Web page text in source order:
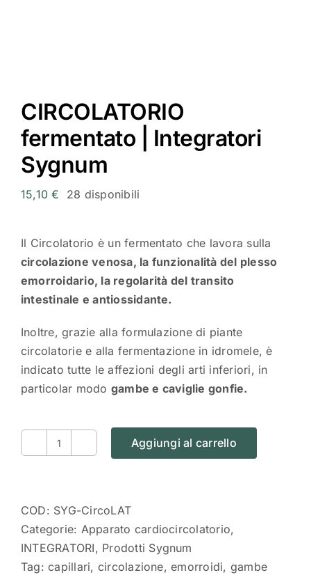
CIRCOLATORIO
fermentato | Integratori
Sygnum
15,10€ 28 disponibili
Il Circolatorio è un fermentato che lavora sulla
circolazione venosa, la funzionalità del plesso
emorroidario, la regolarità del transito
intestinale e antiossidante.
Inoltre, grazie alla formulazione di piante
circolatorie e alla fermentazione in idromele, è
indicato tutte le affezioni degli arti inferiori, in
particolar modo gambe e caviglie gonfie.
CIRCOLATORIO
Integratori
Sygnum
quantità
Aggiungi al carrello
COD: SYG-CircoLAT
Categorie: Apparato cardiocircolatorio,
INTEGRATORI, Prodotti Sygnum
Tag:capillari, circolazione,emorroidi, gambe